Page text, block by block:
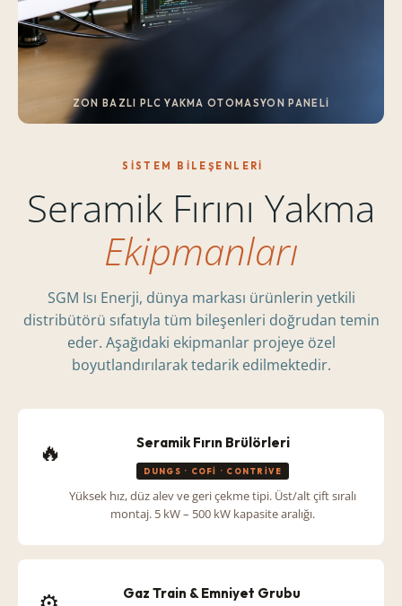
ZON BAZLI PLC YAKMA OTOMASYON PANELI
SISTEM BILEŞENLERI
Seramik Fırını Yakma
Ekipmanları
SGM Isı Enerji, dünya markası ürünlerin yetkili
distribütörü sıfatıyla tüm bileşenleri doğrudan temin
eder. Aşağıdaki ekipmanlar projeye özel
boyutlandırılarak tedarik edilmektedir.
🔥 Seramik Fırın Brülörleri
DUNGS · COFI · CONTRIVE
Yüksek hız, düz alev ve geri çekme tipi. Üst/alt çift sıralı
montaj. 5 kW – 500 kW kapasite aralığı.
Gaz Train & Emniyet Grubu